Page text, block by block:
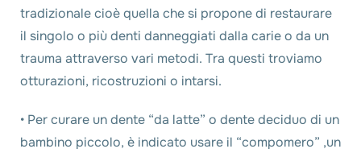
tradizionale cioè quella che si propone di restaurare
il singolo o più denti danneggiati dalla carie o da un
trauma attraverso vari metodi. Tra questi troviamo
otturazioni, ricostruzioni o intarsi.
• Per curare un dente “da latte” o dente deciduo di un
bambino piccolo, è indicato usare il “compomero” ,un